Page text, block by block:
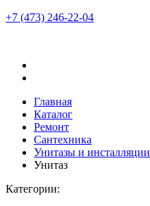
+7 (473) 246-22-04
Главная
Каталог
Ремонт
Сантехника
Унитазы и инсталляции
Унитаз
Категории: